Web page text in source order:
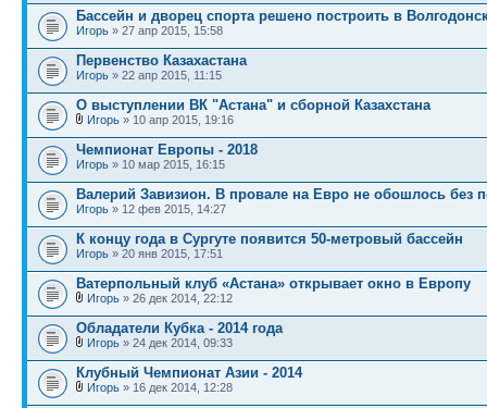
Бассейн и дворец спорта решено построить в
Игорь » 27 апр 2015, 15:58
Первенство Казахастана
Игорь » 22 апр 2015, 11:15
О выступлении ВК "Астана" и сборной Казахстана
Игорь » 10 апр 2015, 19:16
Чемпионат Европы - 2018
Игорь » 10 мар 2015, 16:15
Валерий Завизион. В провале на Евро не обошлось без
Игорь » 12 фев 2015, 14:27
К концу года в Сургуте появится 50-метровый бассейн
Игорь » 20 янв 2015, 17:51
Ватерпольный клуб «Астана» открывает окно в Европу
Игорь » 26 дек 2014, 22:12
Обладатели Кубка - 2014 года
Игорь » 24 дек 2014, 09:33
Клубный Чемпионат Азии - 2014
Игорь » 16 дек 2014, 12:28